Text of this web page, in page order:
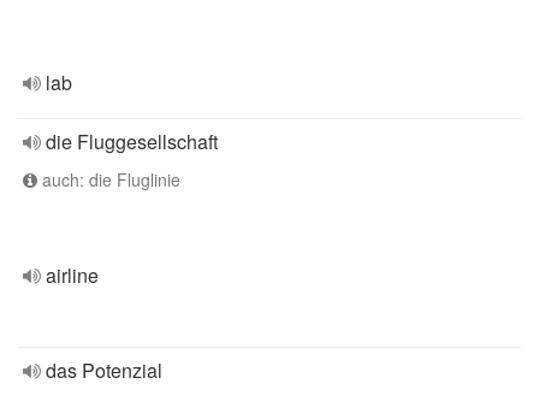
lab
die Fluggesellschaft
auch: die Fluglinie
airline
das Potenzial